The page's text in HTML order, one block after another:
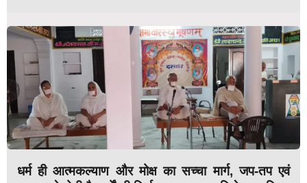
धर्म ही आत्मकल्याण और मोक्ष का सच्चा मार्ग, जप-तप एवं